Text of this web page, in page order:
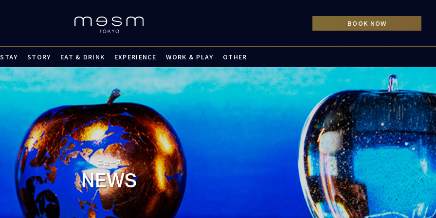
STAY STORY EAT & DRINK EXPERIENCE WORK & PLAY OTHER
ニュース
NEWS